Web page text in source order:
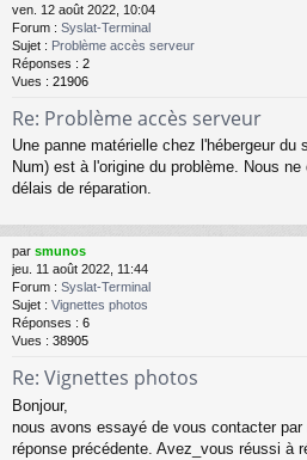
ven. 12 août 2022, 10:04
Forum : Syslat-Terminal
Sujet : Problème accès serveur
Réponses : 2
Vues : 21906
Re: Problème accès serveur
Une panne matérielle chez l'hébergeur du
Num) est à l'origine du problème. Nous
délais de réparation.
par smunos
jeu. 11 août 2022, 11:44
Forum : Syslat-Terminal
Sujet : Vignettes photos
Réponses : 6
Vues : 38905
Re: Vignettes photos
Bonjour,
nous avons essayé de vous contacter
réponse précédente. Avez_vous réussi à